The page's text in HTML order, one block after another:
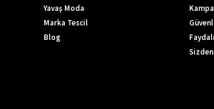
Yavaş Moda
Marka Tescil
Blog